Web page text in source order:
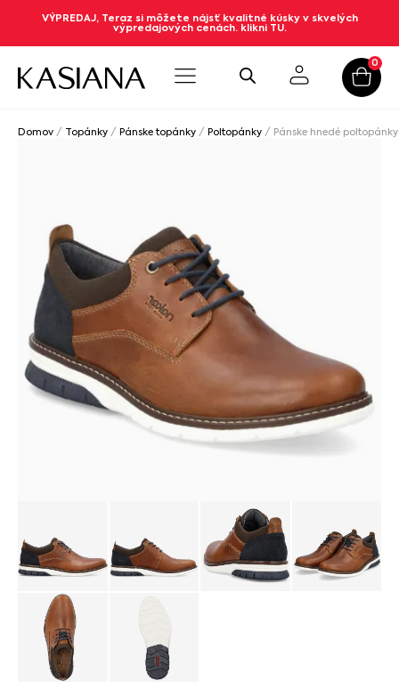
VÝPREDAJ, Teraz si môžete nájsť kvalitné kúsky v skvelých
výpredajových cenách. klikni TU.
0
Domov / Topánky / Pánske topánky / Poltopánky / Pánske hnedé poltopánky